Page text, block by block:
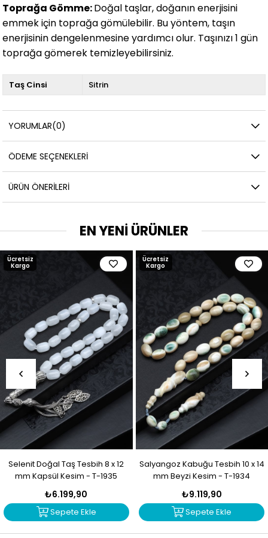
Toprağa Gömme:Doğal taşlar, doğanın enerjisini
emmek için toprağa gömülebilir. Bu yöntem, taşın
enerjisinin dengelenmesine yardımcı olur. Taşınızı 1 gün
toprağa gömerek temizleyebilirsiniz.
Taş Cinsi Sitrin
YORUMLAR(0)
ÖDEME SEÇENEKLERI
ÜRÜN ÖNERILERI
EN YENİ ÜRÜNLER
Selenit Doğal Taş Tesbih 8 x 12
mm Kapsül Kesim - T-1935
₺6.199,90
Sepete Ekle
Ücretsiz
Kargo
Salyangoz Kabuğu Tesbih 10 x 14
mm Beyzi Kesim - T-1934
₺9.119,90
Sepete Ekle
Ücretsiz
Kargo